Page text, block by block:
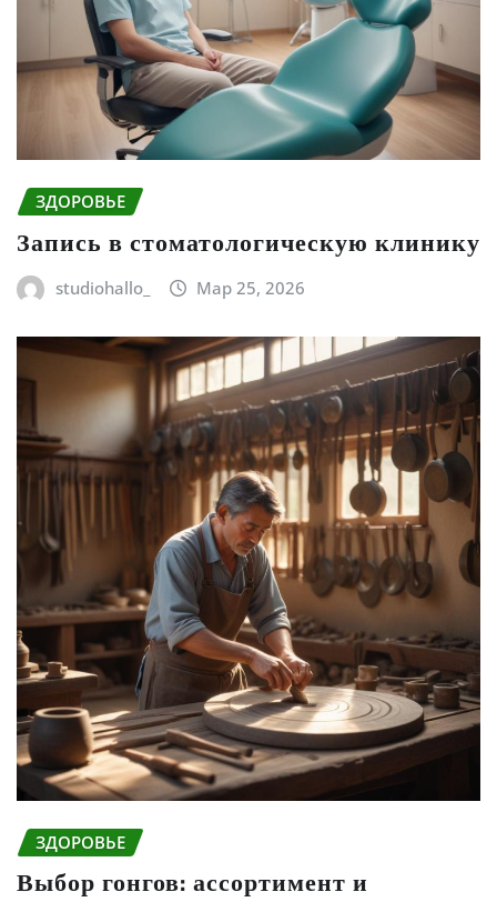
ЗДОРОВЬЕ
Запись в стоматологическую клинику
studiohallo_ Мар 25, 2026
ЗДОРОВЬЕ
Выбор гонгов: ассортимент и